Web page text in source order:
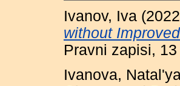
Ivanov, Iva
without
Pravni zapisi,
Ivanova,